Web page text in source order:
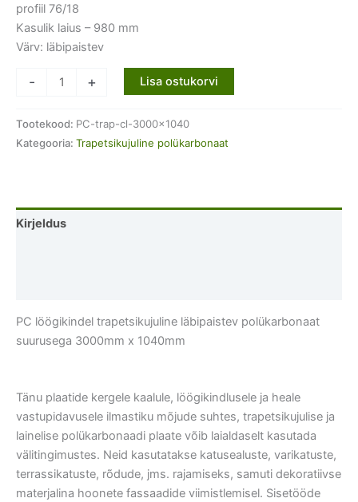
profiil 76/18
Kasulik laius – 980 mm
Värv: läbipaistev
-
polükarbonaat
x
1040mm
+ Lisa ostukorvi
Tootekood: PC-trap-cl-3000x1040
Kategooria: Trapetsikujuline polükarbonaat
Kirjeldus
PC löögikindel trapetsikujuline läbipaistev polükarbonaat
suurusega 3000mm x 1040mm
Tänu plaatide kergele kaalule, löögikindlusele ja heale
vastupidavusele ilmastiku mõjude suhtes, trapetsikujulise ja
lainelise polükarbonaadi plaate võib laialdaselt kasutada
välitingimustes. Neid kasutatakse katusealuste, varikatustе,
terrassikatuste, rõdude, jms. rajamiseks, samuti dekoratiivse
materjalina hoonete fassaadide viimistlemisel. Sisetööde